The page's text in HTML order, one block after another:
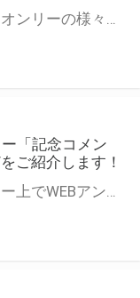
とらのあなでは、WEBオンリーの様々な支援を実施しています。 今回は2021年9月に実装を予定しているアップデート情報についてご紹介いたします。 とらのあなWEBオンリーサイトはこちら
「記念コメン
ご紹介します！
とらのあなWEBオンリー上でWEBアンソロジーが作成できる「記念コメント」について、その使い方や作成手順を解説します！ 支援タイプを「サークル参加型」「サークル参加型・マルシェ(イベント会場)機能付き」でお申し込みいただいている主催者様はぜひご活用ください♪ とらのあなWEBオンリーサイトはこちら